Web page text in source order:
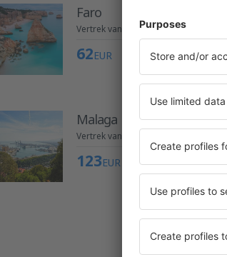
Faro
Vertrek van Eindhoven
62EUR
Malaga
Vertrek van Rotterdam
123EUR